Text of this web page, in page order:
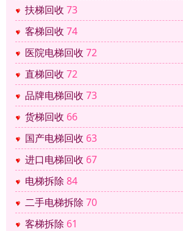
扶梯回收 73
客梯回收 74
医院电梯回收 72
直梯回收 72
品牌电梯回收 73
货梯回收 66
国产电梯回收 63
进口电梯回收 67
电梯拆除 84
二手电梯拆除 70
客梯拆除 61